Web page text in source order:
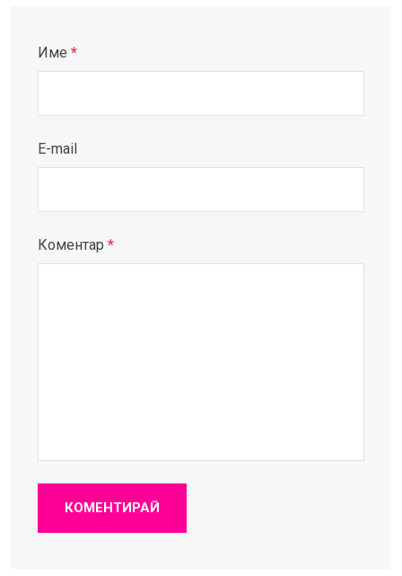
Име *
E-mail
Коментар *
КОМЕНТИРАЙ